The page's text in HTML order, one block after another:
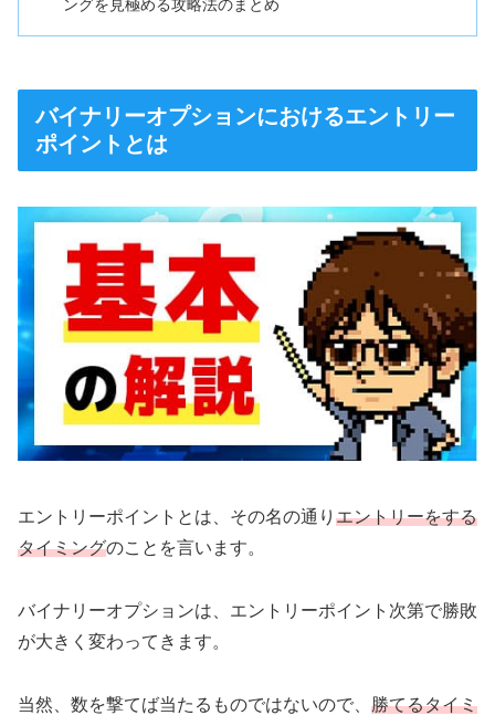
ングを見極める攻略法のまとめ
バイナリーオプションにおけるエントリー
ポイントとは
エントリーポイントとは、その名の通り エントリーをする
タイミングのことを言います。
バイナリーオプションは、エントリーポイント次第で勝敗
が大きく変わってきます。
当然、数を撃てば当たるものではないので、 勝てるタイミ